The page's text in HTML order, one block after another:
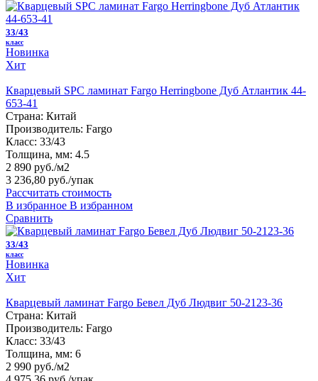
33/43
класс
Новинка
Хит
Кварцевый SPC ламинат Fargo Herringbone Дуб Атлантик 44-
653-41
Страна: Китай
Производитель: Fargo
Класс: 33/43
Толщина, мм: 4.5
2 890 руб./м2
3 236,80 руб./упак
Рассчитать стоимость
В избранное В избранном
Сравнить
33/43
класс
Новинка
Хит
Кварцевый ламинат Fargo Бевел Дуб Людвиг 50-2123-36
Страна: Китай
Производитель: Fargo
Класс: 33/43
Толщина, мм: 6
2 990 руб./м2